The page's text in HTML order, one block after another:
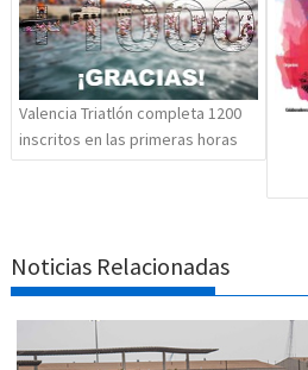
Valencia Triatlón completa 1200
inscritos en las primeras horas
Noticias Relacionadas